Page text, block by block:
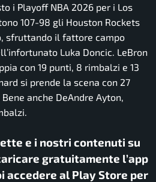
i Playoff NBA 2026 per i Los
107-98 gli Houston Rockets
sfruttando il fattore campo
Luka Doncic. LeBron
con 19 punti, 8 rimbalzi e 13
si prende la scena con 27
anche DeAndre Ayton,
e i nostri contenuti su
gratuitamente l’app
accedere al Play Store per